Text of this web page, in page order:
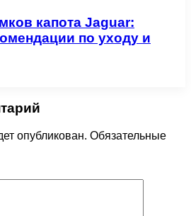
капота Jaguar:
по уходу и
опубликован. Обязательные